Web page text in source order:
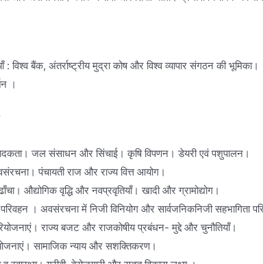
: विश्व बैंक, अंतर्राष्ट्रीय मुद्रा कोष और विश्व व्यापार संगठन की भूमिका।
।
जल संसाधन और सिंचाई। कृषि विपणन। डेयरी एवं पशुपालन।
पंचायती राज और राज्य वित्त आयोग।
औद्योगिक वृद्धि और नवप्रवृतियाँ। खादी और ग्रामोद्योग।
। अवसंरचना में निजी विनियोग और सार्वजनिकनिजी सहभागिता
राज्य बजट और राजकोषीय प्रबंधन- मुद्दे और चुनौतियाँ।
सामाजिक न्याय और सशक्तिकरण।